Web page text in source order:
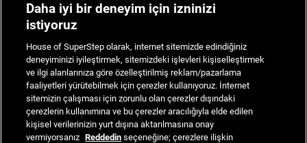
Daha iyi bir deneyim için izninizi
istiyoruz
House of SuperStep olarak, internet sitemizde edindiğiniz
deneyiminizi iyileştirmek, sitemizdeki işlevleri kişiselleştirmek
ve ilgi alanlarınıza göre özelleştirilmiş reklam/pazarlama
faaliyetleri yürütebilmek için çerezler kullanıyoruz. İnternet
sitemizin çalışması için zorunlu olan çerezler dışındaki
çerezlerin kullanımına ve bu çerezler aracılığıyla elde edilen
kişisel verilerinizin yurt dışına aktarılmasına onay
vermiyorsanız Reddedin seçeneğine; çerezlere ilişkin